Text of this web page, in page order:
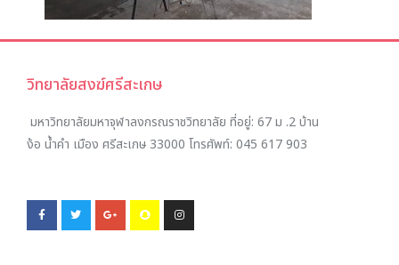
วิทยาลัยสงฆ์ศรีสะเกษ
มหาวิทยาลัยมหาจุฬาลงกรณราชวิทยาลัย ที่อยู่: 67 ม .2 บ้าน
ง้อ น้ำคำ เมือง ศรีสะเกษ 33000 โทรศัพท์: 045 617 903